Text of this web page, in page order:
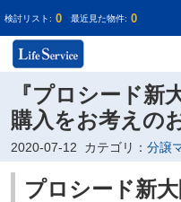
検討リスト: 0 最近見た物件: 0
『プロシード新
購入をお考えの
2020-07-12 カテゴリ： 分譲
プロシード新